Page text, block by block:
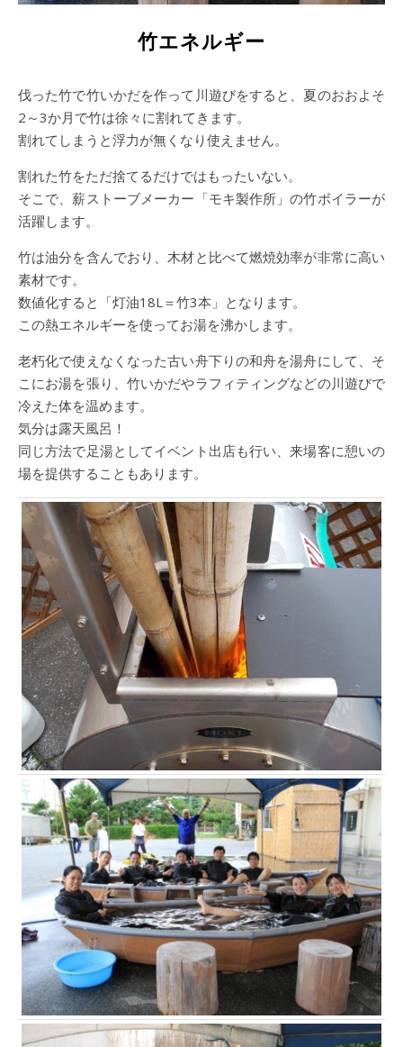
竹エネルギー
伐った竹で竹いかだを作って川遊びをすると、夏のおおよそ
2～3か月で竹は徐々に割れてきます。
割れてしまうと浮力が無くなり使えません。
割れた竹をただ捨てるだけではもったいない。
そこで、薪ストーブメーカー「モキ製作所」の竹ボイラーが
活躍します。
竹は油分を含んでおり、木材と比べて燃焼効率が非常に高い
素材です。
数値化すると「灯油18L＝竹3本」となります。
この熱エネルギーを使ってお湯を沸かします。
老朽化で使えなくなった古い舟下りの和舟を湯舟にして、そ
こにお湯を張り、竹いかだやラフィティングなどの川遊びで
冷えた体を温めます。
気分は露天風呂！
同じ方法で足湯としてイベント出店も行い、来場客に憩いの
場を提供することもあります。